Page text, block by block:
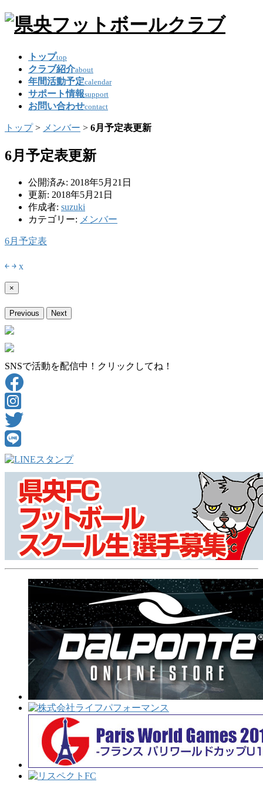
トップtop
クラブ紹介about
年間活動予定calendar
サポート情報support
お問い合わせcontact
トップ> メンバー > 6月予定表更新
6月予定表更新
公開済み: 2018年5月21日
更新: 2018年5月21日
作成者: suzuki
カテゴリー: メンバー
6月予定表
￩ ￫ x
×
Previous Next
SNSで活動を配信中！クリックしてね！